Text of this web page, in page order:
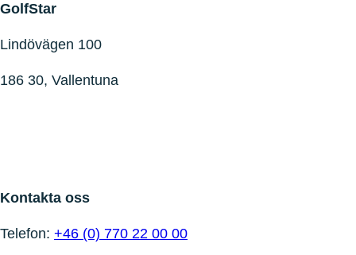
GolfStar
Lindövägen 100
186 30, Vallentuna
Kontakta oss
Telefon: +46 (0) 770 22 00 00